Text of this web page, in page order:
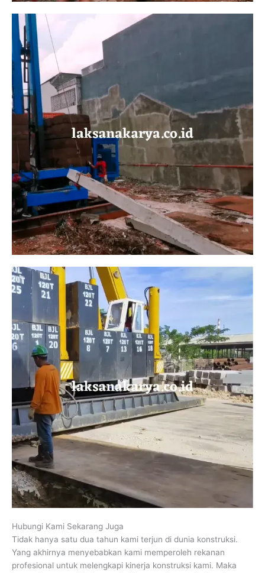
Hubungi Kami Sekarang Juga
Tidak hanya satu dua tahun kami terjun di dunia konstruksi.
Yang akhirnya menyebabkan kami memperoleh rekanan
profesional untuk melengkapi kinerja konstruksi kami. Maka